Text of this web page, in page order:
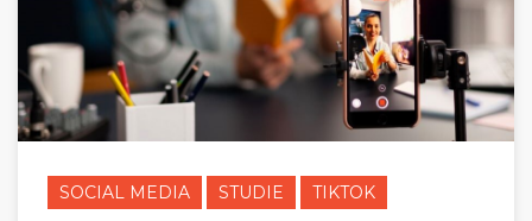
SOCIAL MEDIA STUDIE TIKTOK